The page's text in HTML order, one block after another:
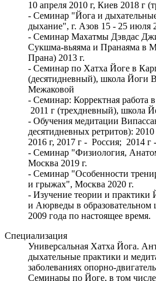
10 апреля 2010 г, Киев 2018 г
- Семинар "Йога и
дыхание", г. Азов 15 - 25 июля
- Семинар Махатмы Дэвдас
Сукшма-вьяяма и Пранаяма в
Прана) 2013 г.
- Семинар по Хатха Йоге в
(десятидневный), школа Йоги
Межаковой
- Семинар: Корректная работа
2011 г (трехдневный), школа
- Обучения медитации
десятидневных ретритов): 2010
2016 г, 2017 г - Россия; 2014
- Семинар "Физиология,
Москва 2019 г.
- Семинар "Особенности
и грыжах", Москва 2020 г.
- Изучение теории и практики
и Аюрведы в образовательном
2009 года по настоящее время.
Специализация
Универсальная Хатха Йога.
дыхательные практики и
заболеваниях опорно-
Семинары по Йоге, в том